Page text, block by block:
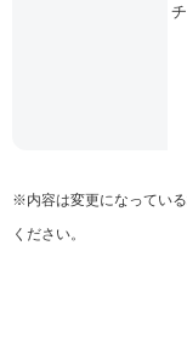
※内容は変更になってい
ください。